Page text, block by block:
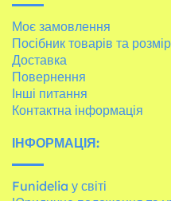
Моє замовлення
Посібник товарів та
Доставка
Повернення
Інші питання
Контактна інформація
ІНФОРМАЦІЯ:
Funidelia у світі